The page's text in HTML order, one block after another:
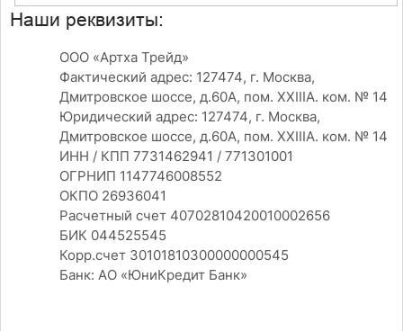
Наши реквизиты:
ООО «Артха Трейд»
Фактический адрес: 127474, г. Москва,
Дмитровское шоссе, д.60А, пом. XXIIIA. ком. № 14
Юридический адрес: 127474, г. Москва,
Дмитровское шоссе, д.60А, пом. XXIIIA. ком. № 14
ИНН / КПП 7731462941 / 771301001
ОГРНИП 1147746008552
ОКПО 26936041
Расчетный счет 40702810420010002656
БИК 044525545
Корр.счет 30101810300000000545
Банк: АО «ЮниКредит Банк»